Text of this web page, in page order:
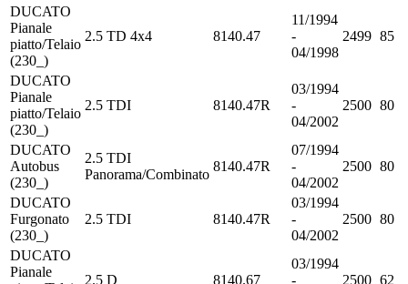
DUCATO
Pianale
piatto/Telaio
(230_)
2.5 TD 4x4 8140.47
11/1994
-
04/1998
2499 85
DUCATO
Pianale
piatto/Telaio
(230_)
2.5 TDI 8140.47R
03/1994
-
04/2002
2500 80
DUCATO
Autobus
(230_)
2.5 TDI
Panorama/Combinato
8140.47R
07/1994
-
04/2002
2500 80
DUCATO
Furgonato
(230_)
2.5 TDI 8140.47R
03/1994
-
04/2002
2500 80
DUCATO
Pianale
2.5 D 8140.67
03/1994
-
2500 62